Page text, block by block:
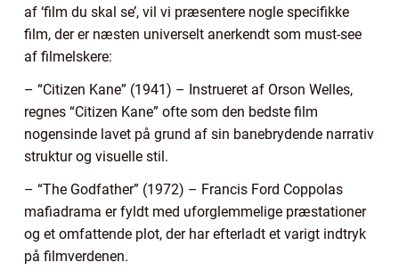
af ‘film du skal se’, vil vi præsentere nogle specifikke
film, der er næsten universelt anerkendt som must-see
af filmelskere:
– “Citizen Kane” (1941) – Instrueret af Orson Welles,
regnes “Citizen Kane” ofte som den bedste film
nogensinde lavet på grund af sin banebrydende narrativ
struktur og visuelle stil.
– “The Godfather” (1972) – Francis Ford Coppolas
mafiadrama er fyldt med uforglemmelige præstationer
og et omfattende plot, der har efterladt et varigt indtryk
på filmverdenen.